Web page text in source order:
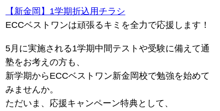
【新金岡】1学期折込用チラシ
ECCベストワンは頑張るキミを全力で応援します！
5月に実施される1学期中間テストや受験に備えて通
塾をお考えの方も、
新学期からECCベストワン新金岡校で勉強を始めて
みませんか。
ただいま、応援キャンペーン特典として、